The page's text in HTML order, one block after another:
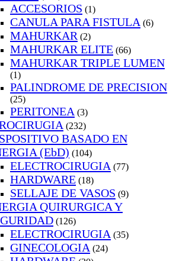
ACCESORIOS (1)
CANULA PARA FISTULA (6)
MAHURKAR (2)
MAHURKAR ELITE (66)
MAHURKAR TRIPLE LUMEN
(1)
PALINDROME DE PRECISION
(25)
PERITONEA (3)
(232)
BASADO EN
(EbD) (104)
ELECTROCIRUGIA (77)
HARDWARE (18)
SELLAJE DE VASOS (9)
QUIRURGICA Y
(126)
ELECTROCIRUGIA (35)
GINECOLOGIA (24)